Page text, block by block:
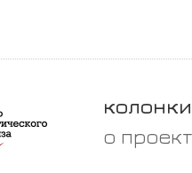
колонки
о